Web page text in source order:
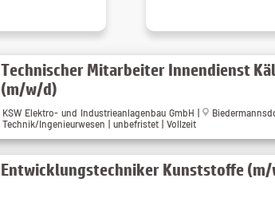
Technischer Mitarbeiter Innendienst
(m/w/d)
KSW Elektro- und Industrieanlagenbau GmbH |
Technik/Ingenieurwesen | unbefristet | Vollzeit
Entwicklungstechniker Kunststoffe